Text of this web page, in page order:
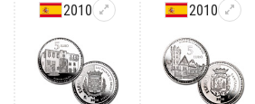
2010 2010